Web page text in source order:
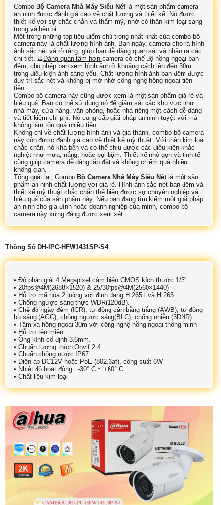
Combo Bộ Camera Nhà Máy Siêu Nét là một sản phẩm camera
an ninh được đánh giá cao về chất lượng và thiết kế. Nó được
thiết kế với sự chắc chắn và thẩm mỹ, nhờ có thân kim loại sang
trọng và bền bỉ.
Một trong những top tiêu điểm chú trọng nhất nhất của combo bộ
camera này là chất lượng hình ảnh. Ban ngày, camera cho ra hình
ảnh sắc nét và rõ ràng, giúp bạn dễ dàng quan sát và nhận ra các
chi tiết. 🔮Đáng quan tâm hơn camera có chế độ hồng ngoại ban
đêm, cho phép bạn xem hình ảnh ở khoảng cách lên đến 30m
trong điều kiện ánh sáng yếu. Chất lượng hình ảnh ban đêm được
duy trì sắc nét và không bị mờ nhờ công nghệ hồng ngoại tiên
tiến.
Combo bộ camera này cũng được xem là một sản phẩm giá rẻ và
hiệu quả. Bạn có thể sử dụng nó để giám sát các khu vực như
nhà máy, cửa hàng, văn phòng, hoặc nhà riêng một cách dễ dàng
và tiết kiệm chi phí. Nó cung cấp giải pháp an ninh tuyệt vời mà
không làm tốn quá nhiều tiền.
Không chỉ về chất lượng hình ảnh và giá thành, combo bộ camera
này còn được đánh giá cao về thiết kế mỹ thuật. Với thân kim loại
chắc chắn, nó khá bền và có thể chịu được các điều kiện khắc
nghiệt như mưa, nắng, hoặc bụi bặm. Thiết kế nhỏ gọn và tinh tế
cũng giúp camera dễ dàng lắp đặt và không chiếm quá nhiều
không gian.
Tổng quát lại, Combo Bộ Camera Nhà Máy Siêu Nét là một sản
phẩm an ninh chất lượng với giá rẻ. Hình ảnh sắc nét ban đêm và
thiết kế mỹ thuật chắc chắn thể hiện được sự chuyên nghiệp và
hiệu quả của sản phẩm này. Nếu bạn đang tìm kiếm một giải pháp
an ninh cho gia đình hoặc doanh nghiệp của mình, combo bộ
camera này xứng đáng được xem xét.
Thông Số DH-IPC-HFW1431SP-S4
• Độ phân giải 4 Megapixel cảm biến CMOS kích thước 1/3”.
• 20fps@4M(2688×1520) & 25/30fps@4M(2560×1440)
• Hỗ trợ mã hóa 2 luồng với định dạng H.265+ và H.265
• Chống ngược sáng thực WDR(120dB).
• Chế độ ngày đêm (ICR), tự động cân bằng trắng (AWB), tự động
bù sáng (AGC), chống ngược sáng(BLC), chống nhiễu (3DNR).
• Tầm xa hồng ngoại 30m với công nghệ hồng ngoại thông minh
• Hỗ trợ tên miền
• Ống kính cố định 3.6mm.
• Chuẩn tương thích Onvif 2.4.
• Chuẩn chống nước IP67.
• Điện áp DC12V hoặc PoE (802.3af), công suất 6W
• Nhiệt độ hoạt động : -30° C ~ +60° C.
• Chất liệu kim loại